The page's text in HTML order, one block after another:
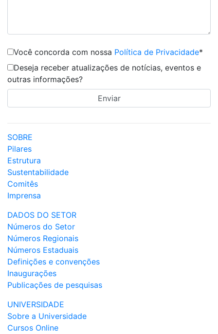
Você concorda com nossa Política de Privacidade*
Deseja receber atualizações de notícias, eventos e
outras informações?
SOBRE
Pilares
Estrutura
Sustentabilidade
Comitês
Imprensa
DADOS DO SETOR
Números do Setor
Números Regionais
Números Estaduais
Definições e convenções
Inaugurações
Publicações de pesquisas
UNIVERSIDADE
Sobre a Universidade
Cursos Online